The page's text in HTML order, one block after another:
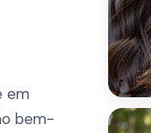
em
bem-